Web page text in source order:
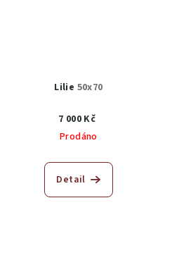
Lilie 50x70
7 000 Kč
Prodáno
Detail